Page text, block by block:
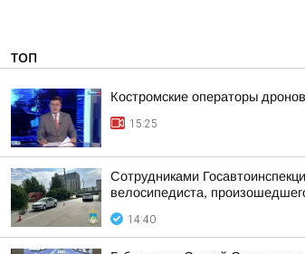
ТОП
Костромские операторы
15:25
Сотрудниками
велосипедиста,
14:40